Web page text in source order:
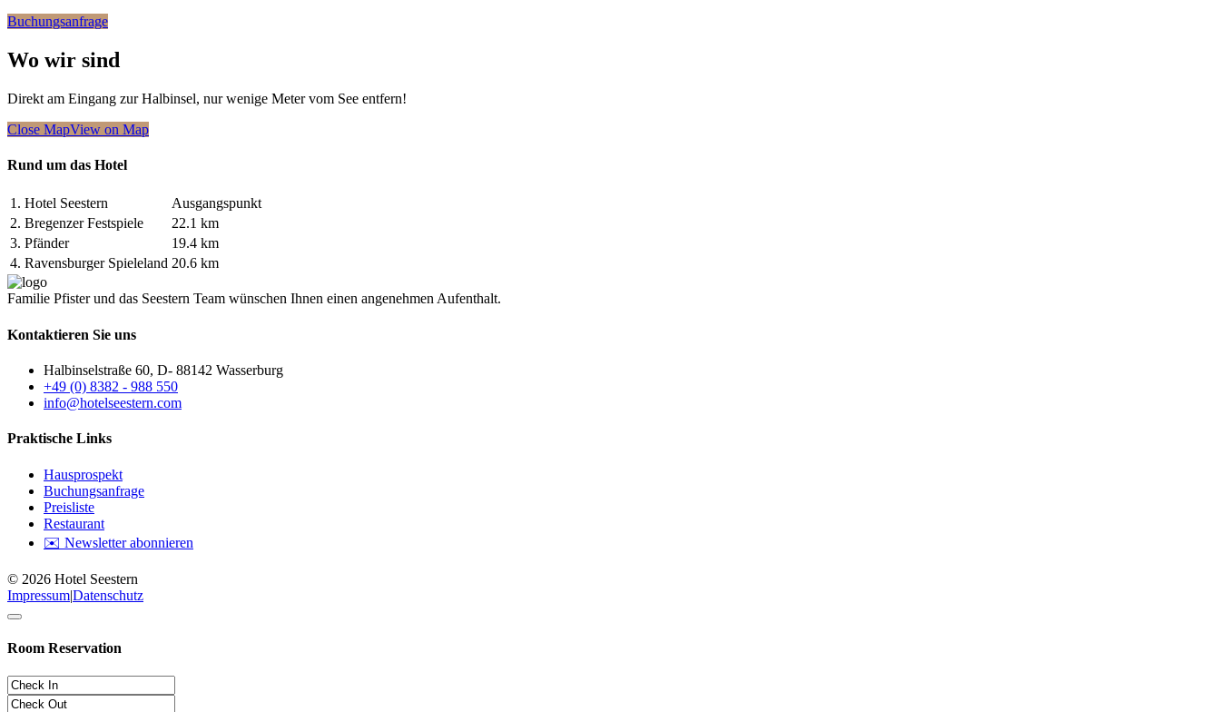
Buchungsanfrage
Wo wir sind
Direkt am Eingang zur Halbinsel, nur wenige Meter vom See entfern!
Close MapView on Map
Rund um das Hotel
1. Hotel Seestern
Ausgangspunkt
2. Bregenzer Festspiele
22.1 km
3. Pfänder
19.4 km
4. Ravensburger Spieleland 20.6 km
Familie Pfister und das Seestern Team wünschen Ihnen einen angenehmen Aufenthalt.
Kontaktieren Sie uns
Halbinselstraße 60, D- 88142 Wasserburg
+49 (0) 8382 - 988 550
info@hotelseestern.com
Praktische Links
Hausprospekt
Buchungsanfrage
Preisliste
Restaurant
✉️ Newsletter abonnieren
© 2026 Hotel Seestern
Impressum|Datenschutz
Room Reservation